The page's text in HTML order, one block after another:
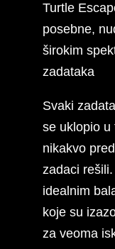
Turtle
posebne,
širokim
zadataka
Svaki
se uklopio u
nikakvo
zadaci
idealnim
koje su
za veoma